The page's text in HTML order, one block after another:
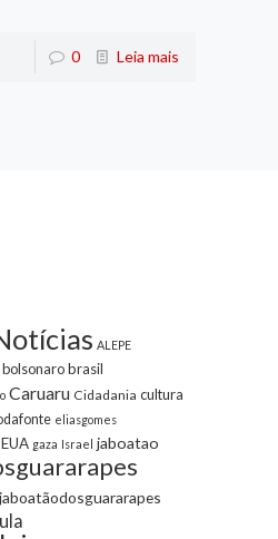
0 Leia mais
ALEPE
bolsonarobrasil
Caruaru Cidadania cultura
eliasgomes
EUA gaza Israel jaboatao
jaboatãodosguararapes